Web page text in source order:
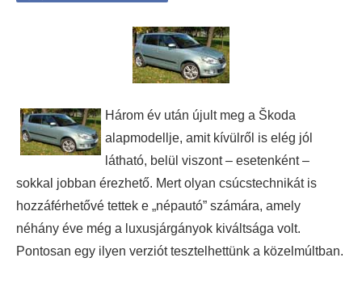
Három év után újult meg a Škoda
alapmodellje, amit kívülről is elég jól
látható, belül viszont – esetenként –
sokkal jobban érezhető. Mert olyan csúcstechnikát is
hozzáférhetővé tettek e „népautó” számára, amely
néhány éve még a luxusjárgányok kiváltsága volt.
Pontosan egy ilyen verziót tesztelhettünk a közelmúltban.